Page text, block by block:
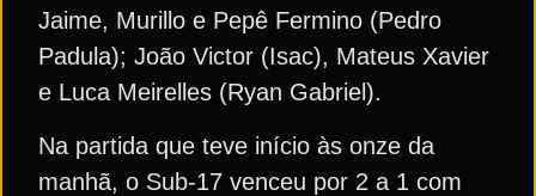
Jaime, Murillo e Pepê Fermino (Pedro
Padula); João Victor (Isac), Mateus Xavier
e Luca Meirelles (Ryan Gabriel).
Na partida que teve início às onze da
manhã, o Sub-17 venceu por 2 a 1 com